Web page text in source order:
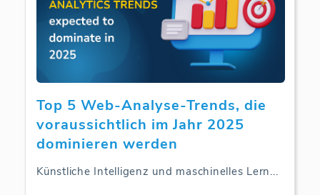
Top 5 Web-Analyse-Trends, die
voraussichtlich im Jahr 2025
dominieren werden
Künstliche Intelligenz und maschinelles Lern...